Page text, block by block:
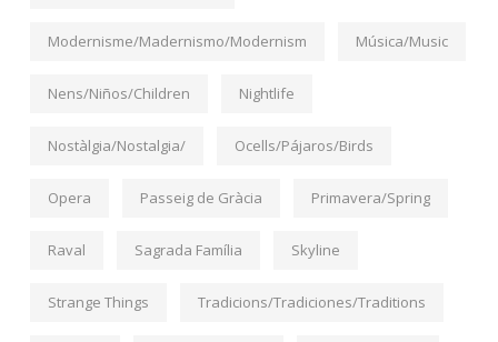
Modernisme/Madernismo/Modernism Música/Music
Nens/Niños/Children Nightlife
Nostàlgia/Nostalgia/ Ocells/Pájaros/Birds
Opera Passeig de Gràcia Primavera/Spring
Raval Sagrada Família Skyline
Strange Things Tradicions/Tradiciones/Traditions